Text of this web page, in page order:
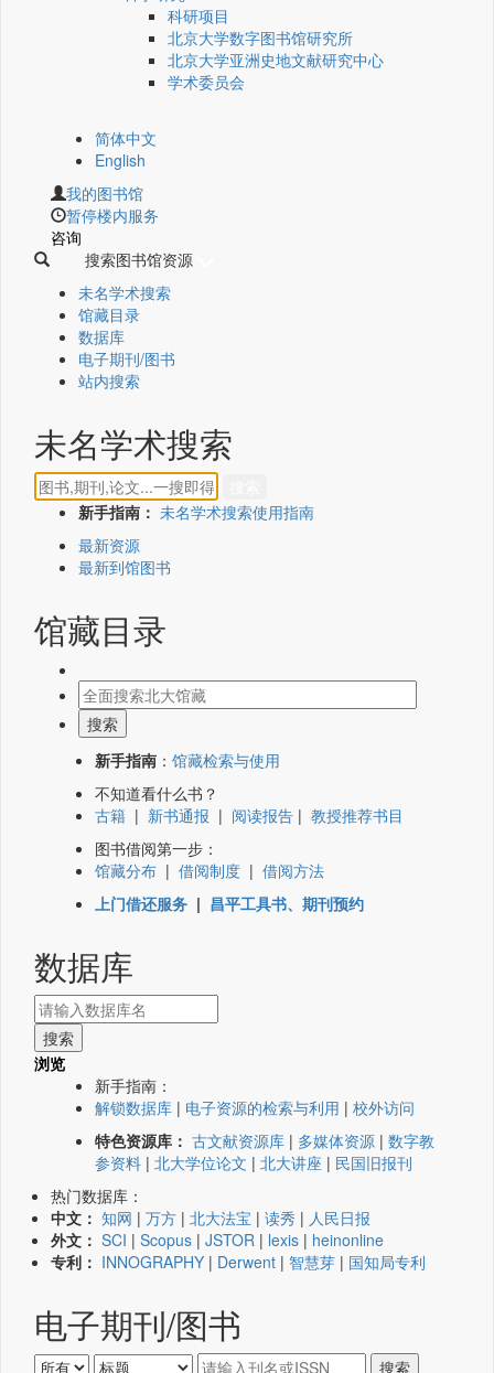
科研项目
北京大学数字图书馆研究所
北京大学亚洲史地文献研究中心
学术委员会
简体中文
English
我的图书馆
暂停楼内服务
咨询
搜索图书馆资源
未名学术搜索
馆藏目录
数据库
电子期刊/图书
站内搜索
未名学术搜索
新手指南： 未名学术搜索使用指南
最新资源
最新到馆图书
馆藏目录
新手指南 ： 馆藏检索与使用
不知道看什么书？
古籍 | 新书通报 | 阅读报告 | 教授推荐书目
图书借阅第一步：
馆藏分布 | 借阅制度 | 借阅方法
上门借还服务 | 昌平工具书、期刊预约
数据库
浏览
新手指南：
解锁数据库 | 电子资源的检索与利用 | 校外访问
特色资源库： 古文献资源库 | 多媒体资源 | 数字教
参资料 | 北大学位论文 | 北大讲座 | 民国旧报刊
热门数据库：
中文： 知网 | 万方 | 北大法宝 | 读秀 | 人民日报
外文： SCI | Scopus | JSTOR | lexis | heinonline
专利： INNOGRAPHY | Derwent | 智慧芽 | 国知局专利
电子期刊/图书